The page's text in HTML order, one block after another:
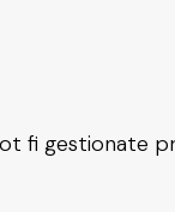
fi gestionate